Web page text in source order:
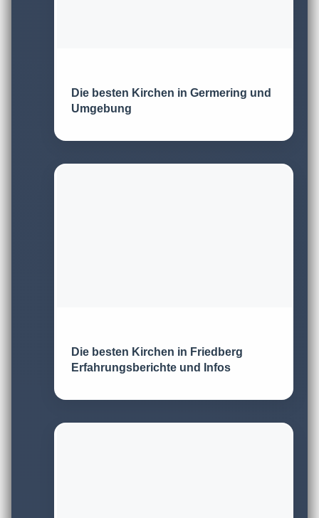
Die besten Kirchen in Germering und
Umgebung
Die besten Kirchen in Friedberg
Erfahrungsberichte und Infos